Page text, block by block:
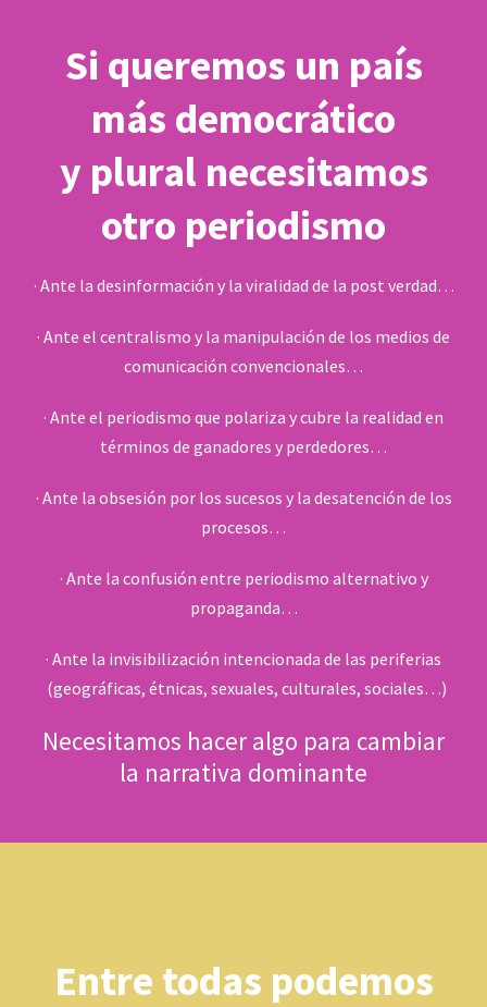
Si queremos un país
más democrático
y plural necesitamos
otro periodismo
· Ante la desinformación y la viralidad de la post verdad…
· Ante el centralismo y la manipulación de los medios de
comunicación convencionales…
· Ante el periodismo que polariza y cubre la realidad en
términos de ganadores y perdedores…
· Ante la obsesión por los sucesos y la desatención de los
procesos…
· Ante la confusión entre periodismo alternativo y
propaganda…
· Ante la invisibilización intencionada de las periferias
(geográficas, étnicas, sexuales, culturales, sociales…)
Necesitamos hacer algo para cambiar
la narrativa dominante
Entre todas podemos